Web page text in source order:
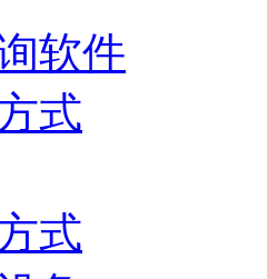
软件
式
式